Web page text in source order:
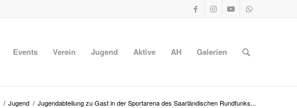
Events Verein Jugend Aktive AH Galerien
/ Jugend / Jugendabteilung zu Gast in der Sportarena des Saarländischen Rundfunks...